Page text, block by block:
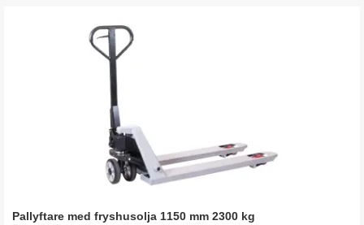
Pallyftare med fryshusolja 1150 mm 2300 kg